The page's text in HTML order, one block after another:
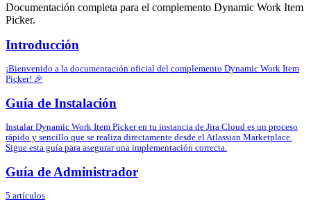
Documentación completa para el complemento Dynamic Work Item
Picker.
Introducción
¡Bienvenido a la documentación oficial del complemento Dynamic Work Item
Picker! 🎉
Guía de Instalación
Instalar Dynamic Work Item Picker en tu instancia de Jira Cloud es un proceso
rápido y sencillo que se realiza directamente desde el Atlassian Marketplace.
Sigue esta guía para asegurar una implementación correcta.
Guía de Administrador
5 artículos